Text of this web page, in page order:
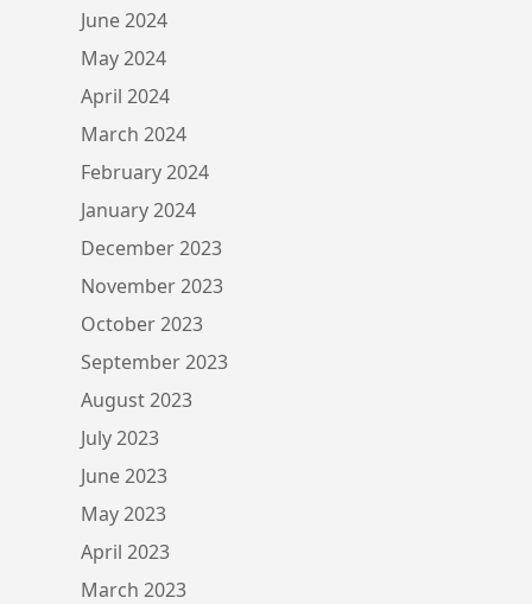
June 2024
May 2024
April 2024
March 2024
February 2024
January 2024
December 2023
November 2023
October 2023
September 2023
August 2023
July 2023
June 2023
May 2023
April 2023
March 2023